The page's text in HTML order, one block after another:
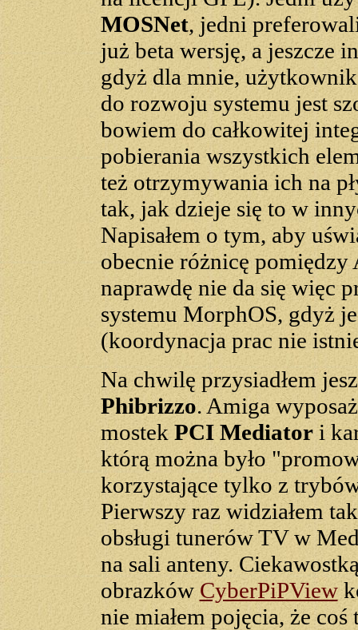
MOSNet, jedni
już beta wersję, a jeszcze
gdyż dla mnie,
do rozwoju systemu jest
bowiem do całkowitej
pobierania wszystkich
też otrzymywania ich na
tak, jak dzieje się to w
Napisałem o tym, aby
obecnie różnicę pomiędzy
naprawdę nie da się więc
systemu MorphOS, gdyż
(koordynacja prac nie
Na chwilę przysiadłem
Phibrizzo. Amiga
mostek PCI Mediatori
którą można było
korzystające tylko z
Pierwszy raz widziałem
obsługi tunerów TV w
na sali anteny.
obrazków CyberPiPView
nie miałem pojęcia, że